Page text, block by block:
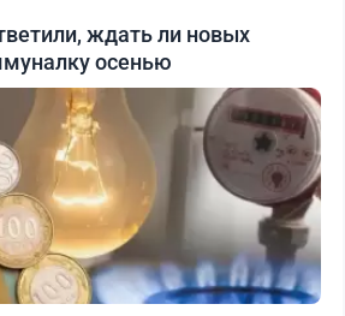
ждать ли новых
осенью